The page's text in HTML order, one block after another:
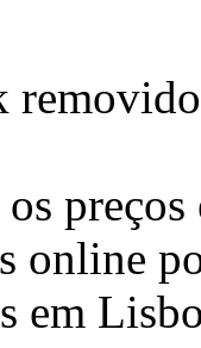
online
em